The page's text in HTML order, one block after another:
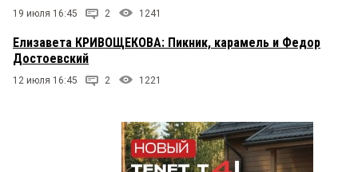
19 июля 16:45 2 1241
Елизавета КРИВОЩЕКОВА: Пикник, карамель и Федор
Достоевский
12 июля 16:45 2 1221